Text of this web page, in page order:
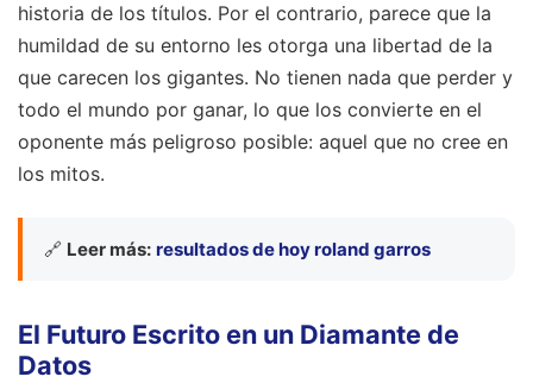
historia de los títulos. Por el contrario, parece que la
humildad de su entorno les otorga una libertad de la
que carecen los gigantes. No tienen nada que perder y
todo el mundo por ganar, lo que los convierte en el
oponente más peligroso posible: aquel que no cree en
los mitos.
🔗 Leer más: resultados de hoy roland garros
El Futuro Escrito en un Diamante de
Datos